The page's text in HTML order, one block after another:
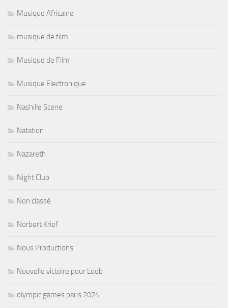
Musique Africaine
musique de film
Musique de Film
Musique Electronique
Nashille Scene
Natation
Nazareth
Night Club
Non classé
Norbert Krief
Nous Productions
Nouvelle victoire pour Loeb
olympic games paris 2024